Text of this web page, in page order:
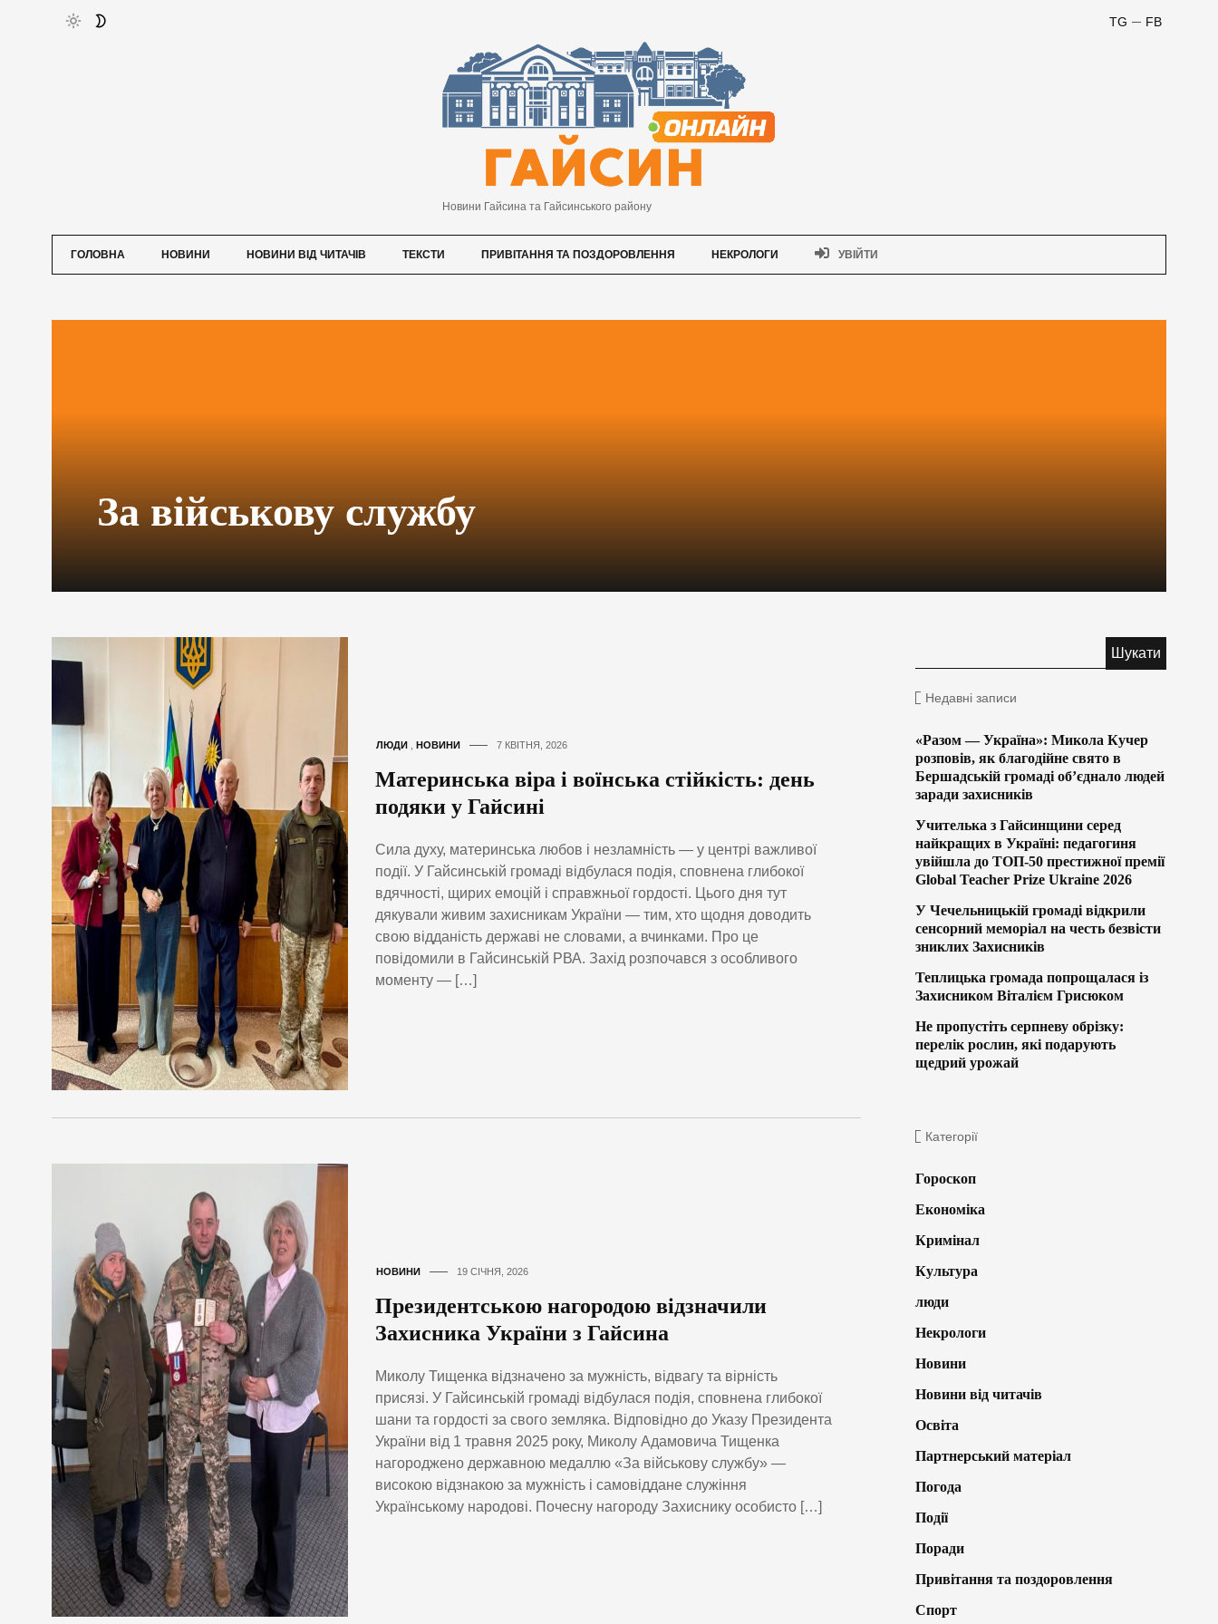
FB
TG
Новини Гайсина та Гайсинського району
ГОЛОВНА НОВИНИ НОВИНИ ВІД ЧИТАЧІВ ТЕКСТИ ПРИВІТАННЯ ТА ПОЗДОРОВЛЕННЯ НЕКРОЛОГИ УВІЙТИ
За військову службу
ЛЮДИ НОВИНИ 7 КВІТНЯ, 2026
Материнська віра і воїнська стійкість: день
подяки у Гайсині
Сила духу, материнська любов і незламність — у центрі важливої
події. У Гайсинській громаді відбулася подія, сповнена глибокої
вдячності, щирих емоцій і справжньої гордості. Цього дня тут
дякували живим захисникам України — тим, хто щодня доводить
свою відданість державі не словами, а вчинками. Про це
повідомили в Гайсинській РВА. Захід розпочався з особливого
моменту — […]
НОВИНИ 19 СІЧНЯ, 2026
Президентською нагородою відзначили
Захисника України з Гайсина
Миколу Тищенка відзначено за мужність, відвагу та вірність
присязі. У Гайсинській громаді відбулася подія, сповнена глибокої
шани та гордості за свого земляка. Відповідно до Указу Президента
України від 1 травня 2025 року, Миколу Адамовича Тищенка
нагороджено державною медаллю «За військову службу» —
високою відзнакою за мужність і самовіддане служіння
Українському народові. Почесну нагороду Захиснику особисто […]
Недавні записи
«Разом — Україна»: Микола Кучер
розповів, як благодійне свято в
Бершадській громаді об’єднало людей
заради захисників
Учителька з Гайсинщини серед
найкращих в Україні: педагогиня
увійшла до ТОП-50 престижної премії
Global Teacher Prize Ukraine 2026
У Чечельницькій громаді відкрили
сенсорний меморіал на честь безвісти
зниклих Захисників
Теплицька громада попрощалася із
Захисником Віталієм Грисюком
Не пропустіть серпневу обрізку:
перелік рослин, які подарують
щедрий урожай
Категорії
Гороскоп
Економіка
Кримінал
Культура
люди
Некрологи
Новини
Новини від читачів
Освіта
Партнерський матеріал
Погода
Події
Поради
Привітання та поздоровлення
Спорт